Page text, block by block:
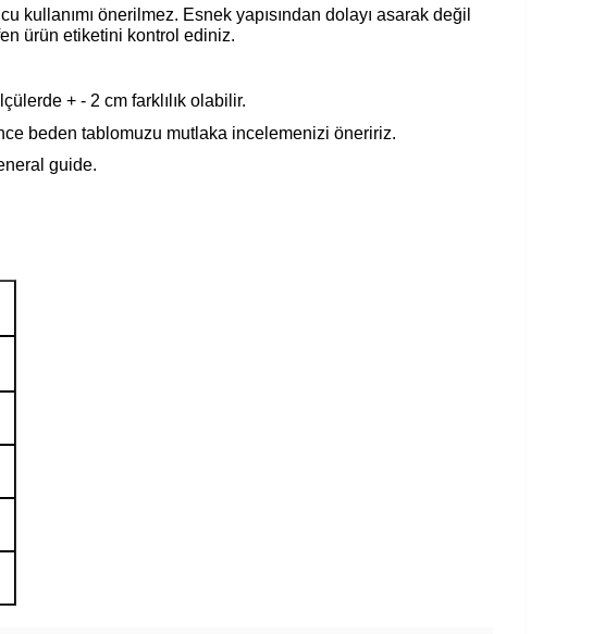
kullanımı önerilmez. Esnek yapısından dolayı asarak değil
ürün etiketini kontrol ediniz.
+ - 2 cm farklılık olabilir.
beden tablomuzu mutlaka incelemenizi öneririz.
guide.